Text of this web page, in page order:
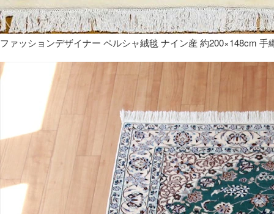
ファッションデザイナー ペルシャ絨毯 ナイン産 約200×148cm 手